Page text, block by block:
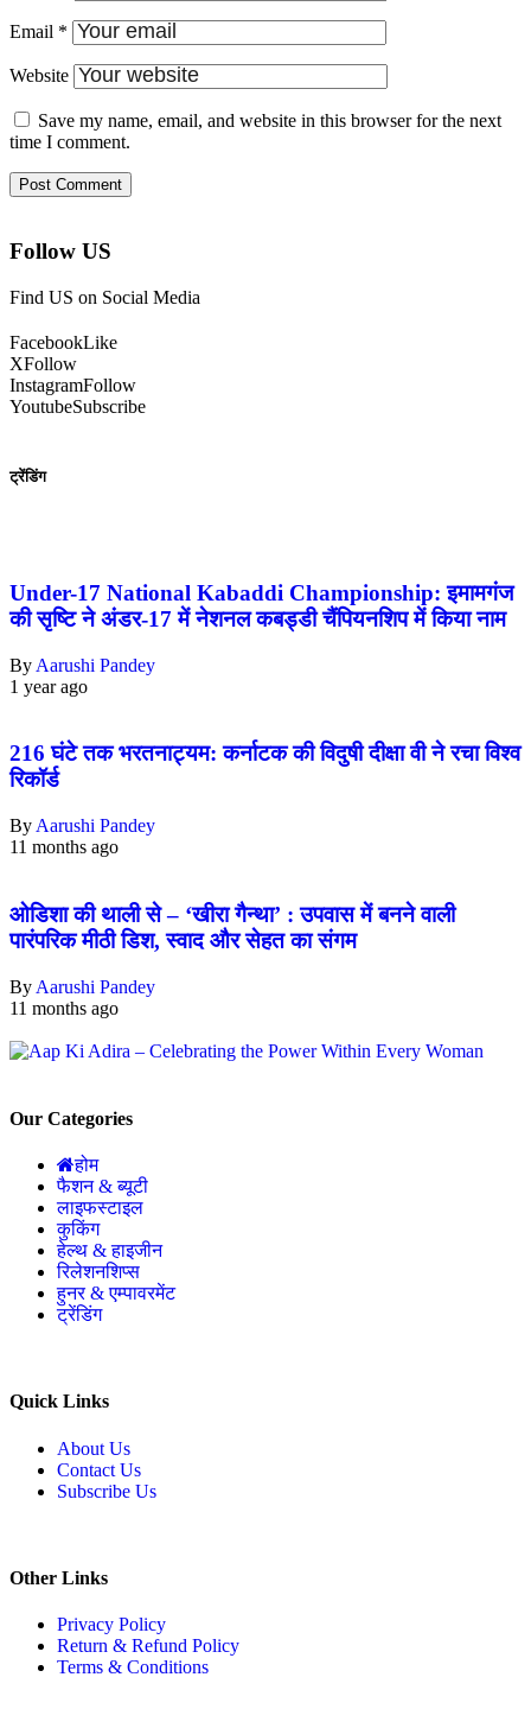
Email *
Website
Save my name, email, and website in this browser for the next
time I comment.
Follow US
Find US on Social Media
FacebookLike
XFollow
InstagramFollow
YoutubeSubscribe
ट्रेंडिंग
Under-17 National Kabaddi Championship: इमामगंज
की सृष्टि ने अंडर-17 में नेशनल कबड्डी चैंपियनशिप में किया नाम
By Aarushi Pandey
1 year ago
216 घंटे तक भरतनाट्यम: कर्नाटक की विदुषी दीक्षा वी ने रचा विश्व
रिकॉर्ड
By Aarushi Pandey
11 months ago
ओडिशा की थाली से – ‘खीरा गैन्था’ : उपवास में बनने वाली
पारंपरिक मीठी डिश, स्वाद और सेहत का संगम
By Aarushi Pandey
11 months ago
Our Categories
होम
फैशन & ब्यूटी
लाइफस्टाइल
कुकिंग
हेल्थ & हाइजीन
रिलेशनशिप्स
हुनर & एम्पावरमेंट
ट्रेंडिंग
Quick Links
About Us
Contact Us
Subscribe Us
Other Links
Privacy Policy
Return & Refund Policy
Terms & Conditions